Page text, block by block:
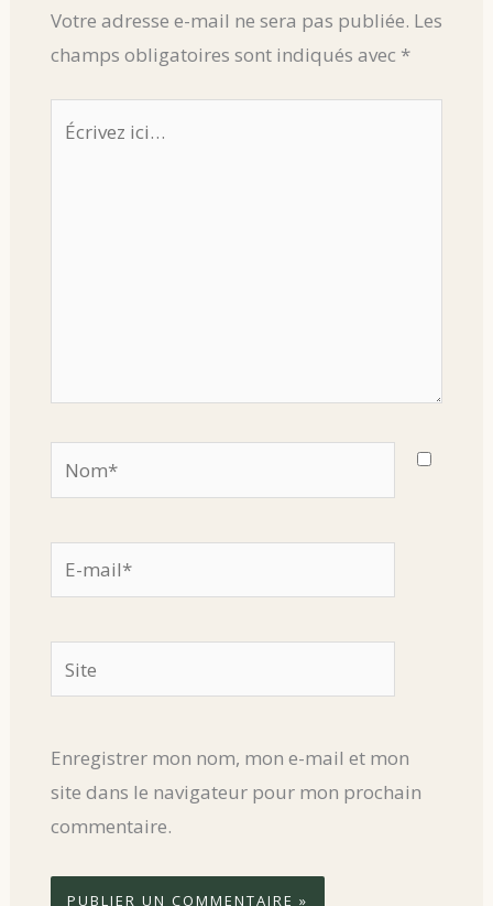
Votre adresse e-mail ne sera pas publiée. Les
champs obligatoires sont indiqués avec *
Écrivez
Nom*
E-
mail*
Site
Enregistrer mon nom, mon e-mail et mon
site dans le navigateur pour mon prochain
commentaire.